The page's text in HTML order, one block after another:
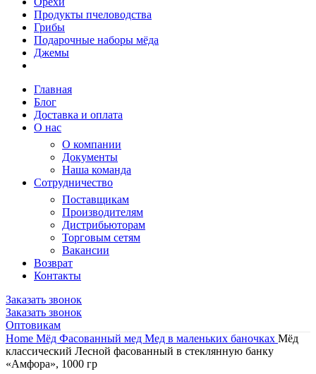
Продукты пчеловодства
Грибы
Подарочные наборы мёда
Джемы
Главная
Блог
Доставка и оплата
О нас
О компании
Документы
Наша команда
Сотрудничество
Поставщикам
Производителям
Дистрибьюторам
Торговым сетям
Вакансии
Возврат
Контакты
Заказать звонок
Заказать звонок
Оптовикам
Home Мёд Фасованный мед Мед в маленьких баночках Мёд
классический Лесной фасованный в стеклянную банку
«Амфора», 1000 гр